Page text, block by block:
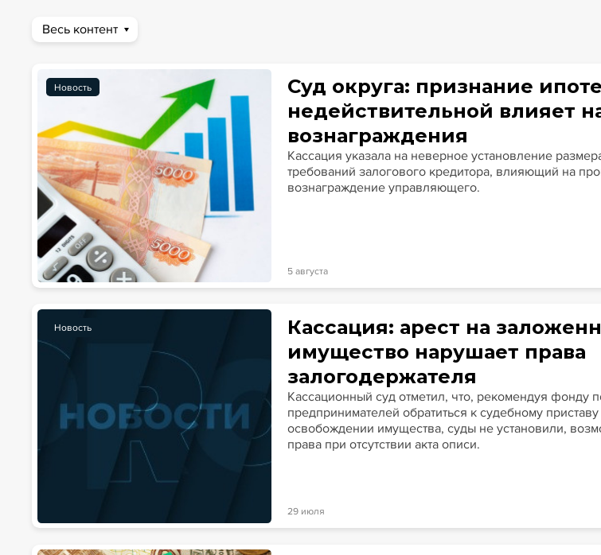
Весь контент
Новости Эксперт PRO Интервью
Новость
Суд округа: признание
недействительной влияет
вознаграждения
Кассация указала на неверное установление
требований залогового кредитора, влияющий на
вознаграждение управляющего.
5 августа
Новость
Кассация: арест на
имущество нарушает права
залогодержателя
Кассационный суд отметил, что, рекомендуя фонду
предпринимателей обратиться к судебному
освобождении имущества, суды не установили,
права при отсутствии акта описи.
29 июля